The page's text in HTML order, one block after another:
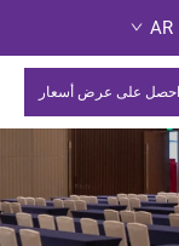
AR
احصل على عرض أسعار